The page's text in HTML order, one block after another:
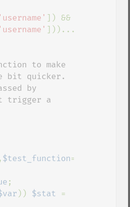
'username' ]) &&
'username'
to make
bit quicker.
by
trigger a
,$test_function=
;
)) $stat